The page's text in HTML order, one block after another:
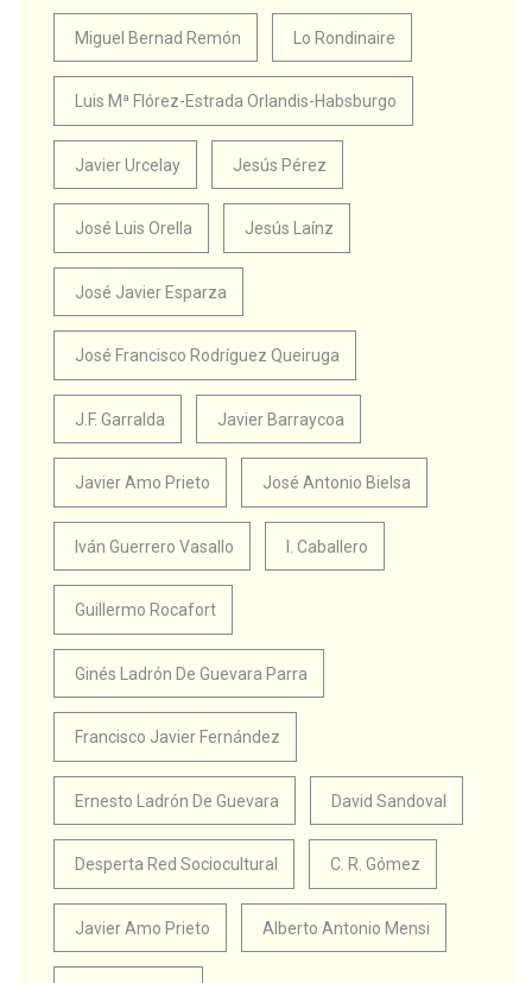
Miguel Bernad Remón Lo Rondinaire
Luis Mª Flórez-Estrada Orlandis-Habsburgo
Javier Urcelay Jesús Pérez
José Luis Orella Jesús Laínz
José Javier Esparza
José Francisco Rodríguez Queiruga
J.F. Garralda Javier Barraycoa
Javier Amo Prieto José Antonio Bielsa
Iván Guerrero Vasallo I. Caballero
Guillermo Rocafort
Ginés Ladrón De Guevara Parra
Francisco Javier Fernández
Ernesto Ladrón De Guevara David Sandoval
Desperta Red Sociocultural C. R. Gómez
Javier Amo Prieto Alberto Antonio Mensi